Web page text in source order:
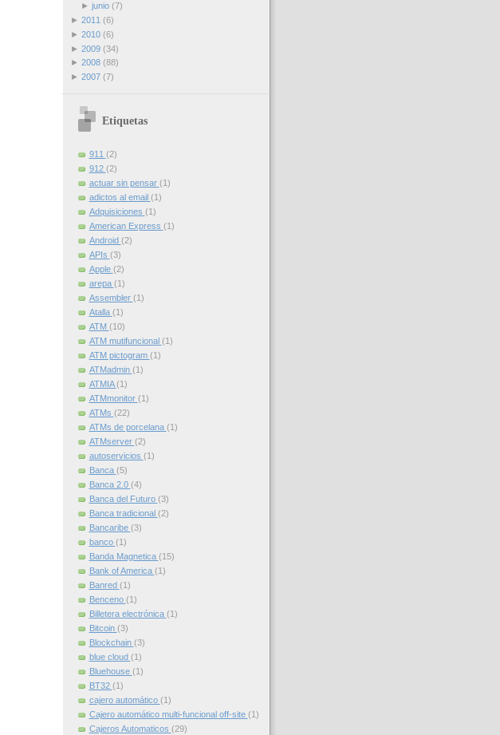
► junio (7)
► 2011 (6)
► 2010 (6)
► 2009 (34)
► 2008 (88)
► 2007 (7)
Etiquetas
911 (2)
912 (2)
actuar sin pensar (1)
adictos al email (1)
Adquisiciones (1)
American Express (1)
Android (2)
APIs (3)
Apple (2)
arepa (1)
Assembler (1)
Atalla (1)
ATM (10)
ATM mutifuncional (1)
ATM pictogram (1)
ATMadmin (1)
ATMIA(1)
ATMmonitor (1)
ATMs (22)
ATMs de porcelana (1)
ATMserver (2)
autoservicios (1)
Banca (5)
Banca 2.0 (4)
Banca del Futuro (3)
Banca tradicional (2)
Bancaribe (3)
banco (1)
Banda Magnetica (15)
Bank of America (1)
Banred (1)
Benceno (1)
Billetera electrónica (1)
Bitcoin (3)
Blockchain (3)
blue cloud (1)
Bluehouse (1)
BT32 (1)
cajero automático (1)
Cajero automático multi-funcional off-site (1)
Cajeros Automaticos (29)